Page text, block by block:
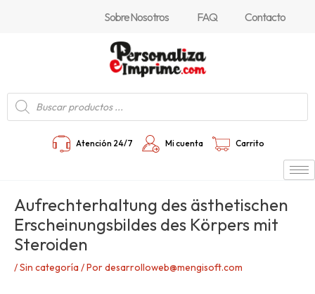
Sobre Nosotros FAQ Contacto
Búsqueda
de
productos
Atención 24/7 Mi cuenta Carrito
Aufrechterhaltung des ästhetischen
Erscheinungsbildes des Körpers mit
Steroiden
/Sin categoría / Pordesarrolloweb@mengisoft.com